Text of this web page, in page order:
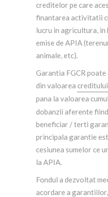
creditelor pe care
finantarea activitatii
lucru in agricultura,
emise de APIA
animale, etc).
Garantia FGCR poate
din valoarea creditului
pana la valoarea
dobanzii aferente
beneficiar / terti
principala garantie
cesiunea sumelor ce
la APIA.
Fondul a dezvoltat
acordare a